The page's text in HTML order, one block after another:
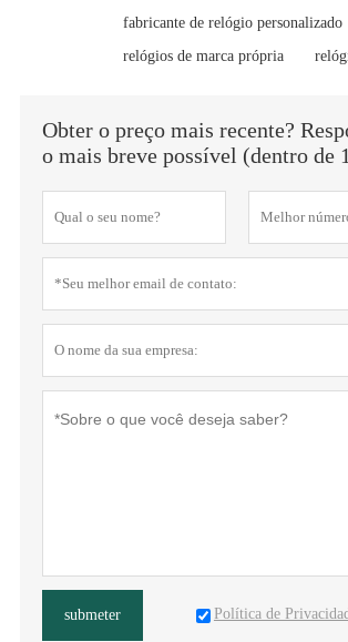
fabricante de relógio personalizado
relógios de marca própria
Obter o preço mais recente?
o mais breve possível (dentro de
submeter Política de